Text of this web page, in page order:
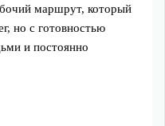
маршрут, который
но с готовностью
и постоянно